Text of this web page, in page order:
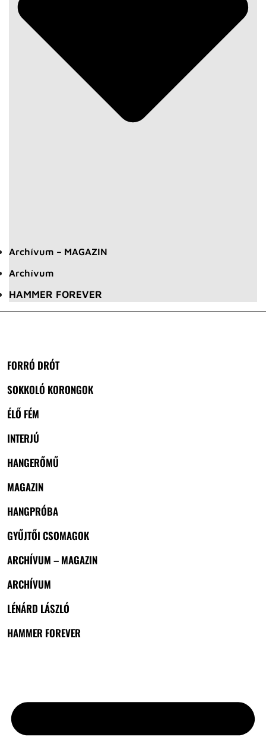
Archívum – MAGAZIN
Archívum
HAMMER FOREVER
FORRÓ DRÓT
SOKKOLÓ KORONGOK
ÉLŐ FÉM
INTERJÚ
HANGERŐMŰ
MAGAZIN
HANGPRÓBA
GYŰJTŐI CSOMAGOK
ARCHÍVUM – MAGAZIN
ARCHÍVUM
LÉNÁRD LÁSZLÓ
HAMMER FOREVER